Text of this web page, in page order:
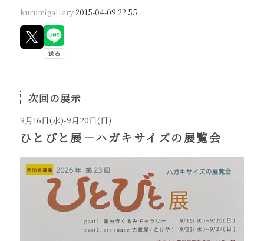
kurumigallery 2015-04-09 22:55
次回の展示
9月16日(水)-9月20日(日)
ひとびと展－ハガキサイズの展覧会